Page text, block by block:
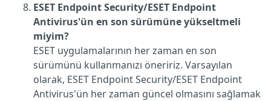
ESET Endpoint Security/ESET Endpoint
Antivirus'ün en son sürümüne yükseltmeli
miyim?
ESET uygulamalarının her zaman en son
sürümünü kullanmanızı öneririz. Varsayılan
olarak, ESET Endpoint Security/ESET Endpoint
Antivirus'ün her zaman güncel olmasını sağlamak